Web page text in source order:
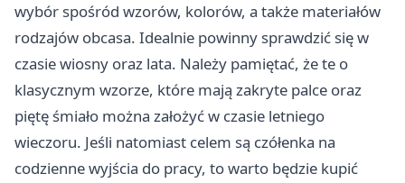
wybór spośród wzorów, kolorów, a także materiałów
rodzajów obcasa. Idealnie powinny sprawdzić się w
czasie wiosny oraz lata. Należy pamiętać, że te o
klasycznym wzorze, które mają zakryte palce oraz
piętę śmiało można założyć w czasie letniego
wieczoru. Jeśli natomiast celem są czółenka na
codzienne wyjścia do pracy, to warto będzie kupić